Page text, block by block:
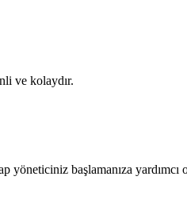
ve kolaydır.
yöneticiniz başlamanıza yardımcı